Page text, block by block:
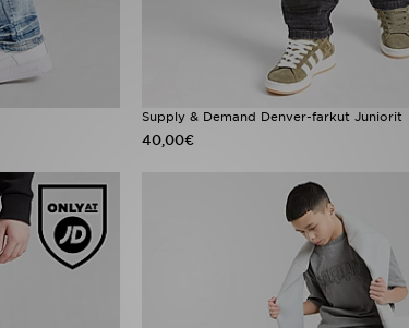
Supply & Demand Denver-farkut Juniorit
40,00€